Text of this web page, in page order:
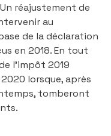
réajustement de
au
de la déclaration
en 2018. En tout
l’impôt 2019
lorsque, après
tomberont